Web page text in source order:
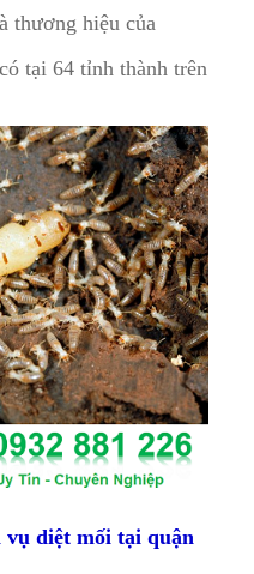
thương hiệu của
tại 64 tỉnh thành trên
vụ diệt mối tại quận